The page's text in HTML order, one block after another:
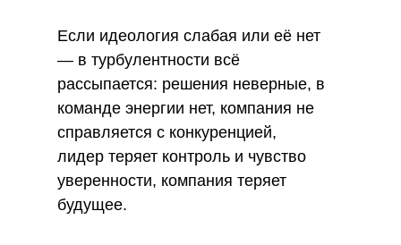
Если идеология слабая или её нет
— в турбулентности всё
рассыпается: решения неверные, в
команде энергии нет, компания не
справляется с конкуренцией,
лидер теряет контроль и чувство
уверенности, компания теряет
будущее.